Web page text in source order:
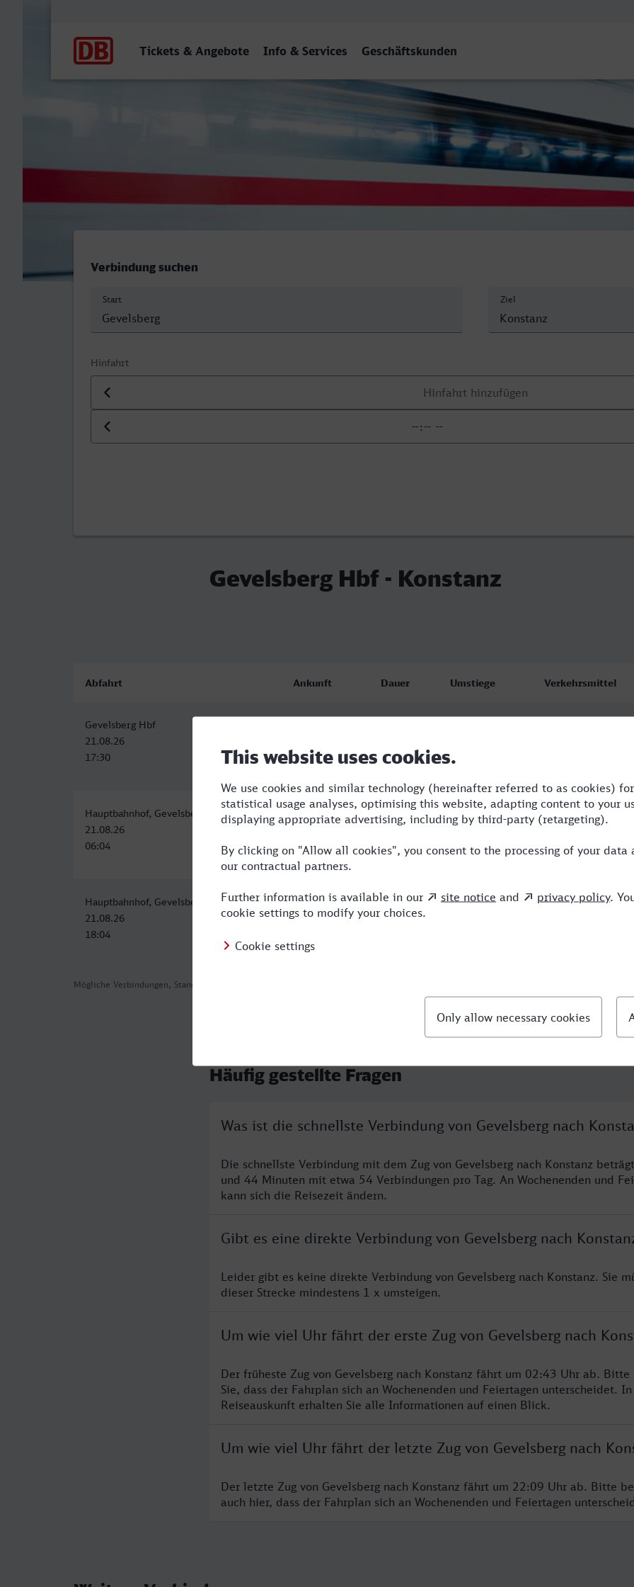
Tickets & Angebote Info & Services Geschäftskunden
Verbindung suchen
Start Ziel
Hinfahrt
Datum der Hinfahrt
Uhrzeit der Hinfahrt
Gevelsberg Hbf - Konstanz
Mögliche Verbindungen, Stand: 2026-08-07 05:53
Abfahrt Ankunft Dauer Umstiege Verkehrsmittel
Gevelsberg Hbf
21.08.26
17:30
00:14
Hauptbahnhof, Gevelsberg
21.08.26
06:04
Konstanz
21.08.26
13:16
7:12 BUS,RE,ICE
Hauptbahnhof, Gevelsberg
21.08.26
18:04
Konstanz
22.08.26
13:15 5 BUS,RE,ICE
Häufig gestellte Fragen
Was ist die schnellste Verbindung von Gevelsberg nach
Die schnellste Verbindung mit dem Zug von Gevelsberg nach Konstanz
und 44 Minuten mit etwa 54 Verbindungen pro Tag. An Wochenenden und
kann sich die Reisezeit ändern.
Gibt es eine direkte Verbindung von Gevelsberg nach
Leider gibt es keine direkte Verbindung von Gevelsberg nach Konstanz. Sie
dieser Strecke mindestens 1 x umsteigen.
Um wie viel Uhr fährt der erste Zug von Gevelsberg nach
Der früheste Zug von Gevelsberg nach Konstanz fährt um 02:43 Uhr ab. Bitte
Sie, dass der Fahrplan sich an Wochenenden und Feiertagen unterscheidet.
Reiseauskunft erhalten Sie alle Informationen auf einen Blick.
Um wie viel Uhr fährt der letzte Zug von Gevelsberg nach
Der letzte Zug von Gevelsberg nach Konstanz fährt um 22:09 Uhr ab. Bitte
auch hier, dass der Fahrplan sich an Wochenenden und Feiertagen